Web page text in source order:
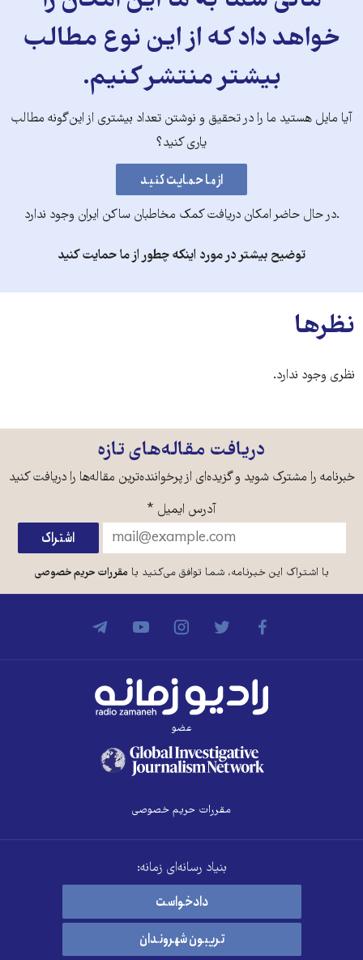
خواهد داد که از این نوع مطالب
بیشتر منتشر کنیم.
آیا مایل هستید ما را در تحقیق و نوشتن تعداد بیشتری از این‌گونه مطالب
یاری کنید؟
.در حال حاضر امکان دریافت کمک مخاطبان ساکن ایران وجود ندارد
توضیح بیشتر در مورد اینکه چطور از ما حمایت کنید
نظرها
نظری وجود ندارد.
دریافت مقاله‌های تازه
خبرنامه را مشترک شوید و گزیده‌ای از پرخواننده‌ترین مقاله‌ها را دریافت کنید
آدرس ایمیل *
با اشتراک این خبرنامه، شما توافق می‌کنید بامقررات حریم خصوصی
عضو
مقررات حریم خصوصی
بنیاد رسانه‌ای زمانه:
دادخواست
تریبون شهروندان